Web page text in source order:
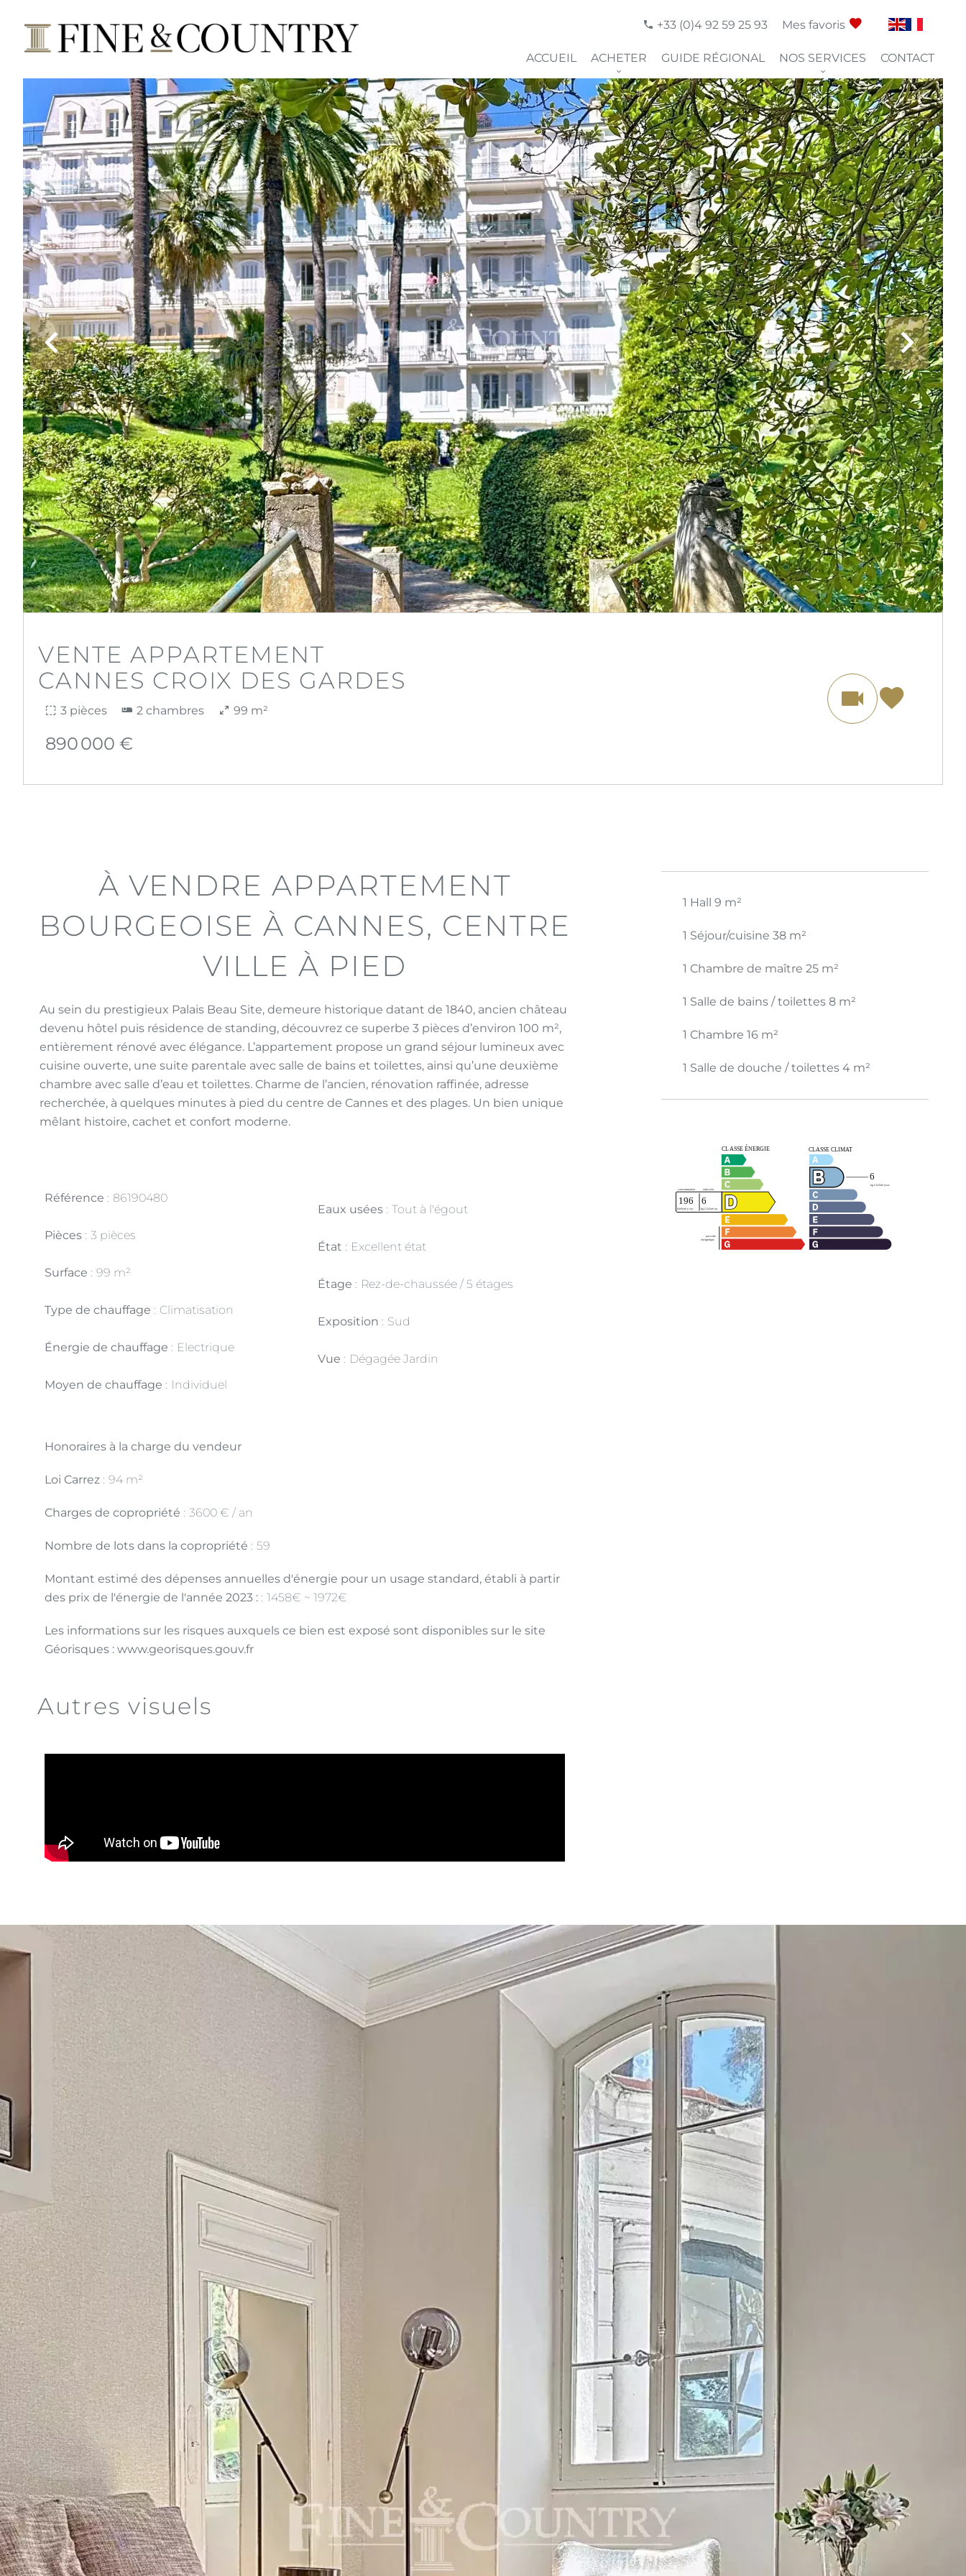
+33 (0)4 92 59 25 93 Mes favoris
ACCUEIL ACHETER GUIDE RÉGIONAL NOS SERVICES CONTACT
VENTE APPARTEMENT
CANNES CROIX DES GARDES
3 pièces 2 chambres 99 m²
890 000 €
À VENDRE APPARTEMENT
BOURGEOISE À CANNES, CENTRE
VILLE À PIED
Au sein du prestigieux Palais Beau Site, demeure historique datant de 1840, ancien château
devenu hôtel puis résidence de standing, découvrez ce superbe 3 pièces d’environ 100 m²,
entièrement rénové avec élégance. L’appartement propose un grand séjour lumineux avec
cuisine ouverte, une suite parentale avec salle de bains et toilettes, ainsi qu’une deuxième
chambre avec salle d’eau et toilettes. Charme de l’ancien, rénovation raffinée, adresse
recherchée, à quelques minutes à pied du centre de Cannes et des plages. Un bien unique
mêlant histoire, cachet et confort moderne.
Référence 86190480
Pièces 3 pièces
Surface 99 m²
Type de chauffage Climatisation
Énergie de chauffage Electrique
Moyen de chauffage Individuel
Eaux usées Tout à l'égout
État Excellent état
Étage Rez-de-chaussée / 5 étages
Exposition Sud
Vue Dégagée Jardin
Honoraires à la charge du vendeur
Loi Carrez 94 m²
Charges de copropriété 3600 € / an
Nombre de lots dans la copropriété 59
Montant estimé des dépenses annuelles d'énergie pour un usage standard, établi à partir
des prix de l'énergie de l'année 2023 :
1458€ ~ 1972€
Les informations sur les risques auxquels ce bien est exposé sont disponibles sur le site
Géorisques : www.georisques.gouv.fr
Autres visuels
1 Hall 9 m²
1 Séjour/cuisine 38 m²
1 Chambre de maître 25 m²
1 Salle de bains / toilettes 8 m²
1 Chambre 16 m²
1 Salle de douche / toilettes 4 m²